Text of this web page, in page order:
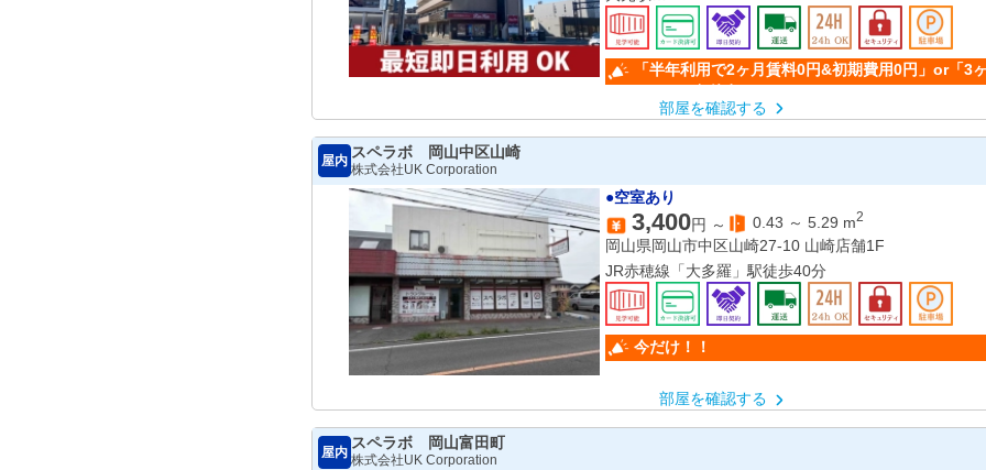
岡山駅
「半年利用で2ヶ月賃料0円&初期費用0円」or「3
50％OFF」(条件有)
部屋を確認する
屋内
スペラボ 岡山中区山崎
株式会社UK Corporation
●空室あり
3,400円 ～ 0.43 ～ 5.29 m2
岡山県岡山市中区山崎27-10 山崎店舗1F
JR赤穂線「大多羅」駅徒歩40分
今だけ！！
部屋を確認する
屋内
スペラボ 岡山富田町
株式会社UK Corporation